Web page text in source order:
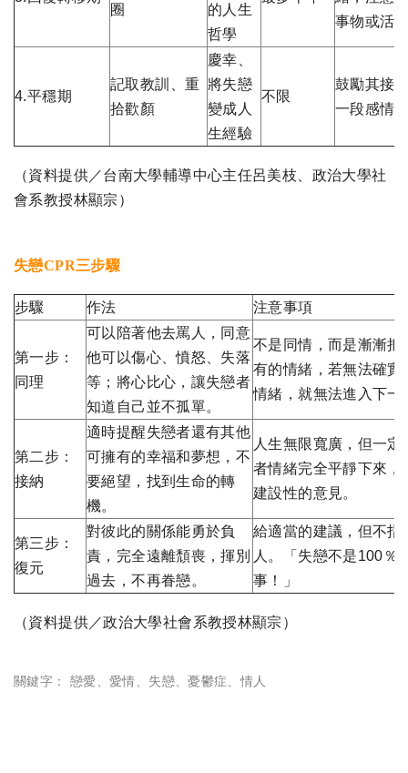
圈
的人生
哲學
事物或活
4.平穩期
記取教訓、重
拾歡顏
慶幸、
將失戀
變成人
生經驗
不限
鼓勵其接
一段感情
（資料提供／台南大學輔導中心主任呂美枝、政治大學社
會系教授林顯宗）
失戀CPR三步驟
步驟 作法 注意事項
第一步：
同理
可以陪著他去罵人，同意
他可以傷心、憤怒、失落
等；將心比心，讓失戀者
知道自己並不孤單。
不是同情，而是漸漸把
有的情緒，若無法確實
情緒，就無法進入下一
第二步：
接納
適時提醒失戀者還有其他
可擁有的幸福和夢想，不
要絕望，找到生命的轉
機。
人生無限寬廣，但一定
者情緒完全平靜下來，
建設性的意見。
第三步：
復元
對彼此的關係能勇於負
責，完全遠離頹喪，揮別
過去，不再眷戀。
給適當的建議，但不指
人。「失戀不是100％
事！」
（資料提供／政治大學社會系教授林顯宗）
關鍵字： 戀愛 愛情 失戀、憂鬱症 、情人